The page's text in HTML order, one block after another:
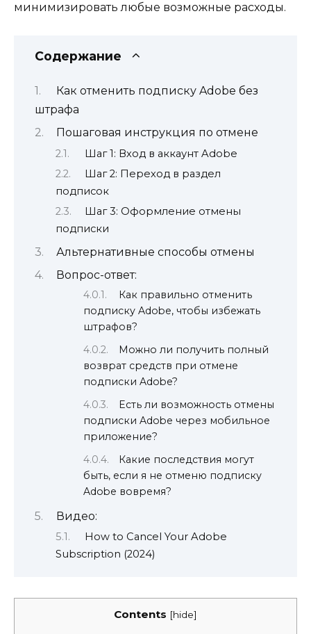
минимизировать любые возможные расходы.
Содержание
Как отменить подписку Adobe без
штрафа
Пошаговая инструкция по отмене
Шаг 1: Вход в аккаунт Adobe
Шаг 2: Переход в раздел
подписок
Шаг 3: Оформление отмены
подписки
Альтернативные способы отмены
Вопрос-ответ:
Как правильно отменить
подписку Adobe, чтобы избежать
штрафов?
Можно ли получить полный
возврат средств при отмене
подписки Adobe?
Есть ли возможность отмены
подписки Adobe через мобильное
приложение?
Какие последствия могут
быть, если я не отменю подписку
Adobe вовремя?
Видео:
How to Cancel Your Adobe
Subscription (2024)
Contents [hide]